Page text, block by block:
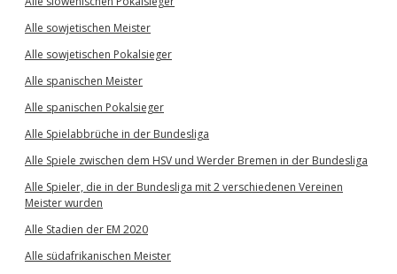
Alle sowjetischen Meister
Alle sowjetischen Pokalsieger
Alle spanischen Meister
Alle spanischen Pokalsieger
Alle Spielabbrüche in der Bundesliga
Alle Spiele zwischen dem HSV und Werder Bremen in der Bundesliga
Alle Spieler, die in der Bundesliga mit 2 verschiedenen Vereinen
Meister wurden
Alle Stadien der EM 2020
Alle südafrikanischen Meister